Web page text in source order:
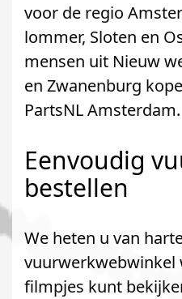
voor de regio
lommer, Sloten en
mensen uit Nieuw
en Zwanenburg
PartsNL Amsterdam.
Eenvoudig
bestellen
We heten u van
vuurwerkwebwinkel
filmpjes kunt